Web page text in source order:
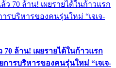
70 ล้าน! เผยรายได้ในก้าวแรก
การบริหารของคนรุ่นใหม่ “เจเจ-